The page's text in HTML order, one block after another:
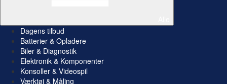
Dagens tilbud
Batterier & Opladere
Biler & Diagnostik
Elektronik & Komponenter
Konsoller & Videospil
Værktøj & Måling